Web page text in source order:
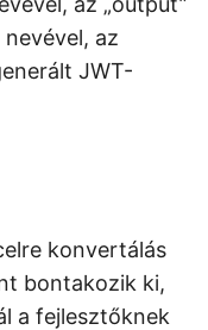
az
JWT-
konvertálás
bontakozik ki,
a fejlesztőknek